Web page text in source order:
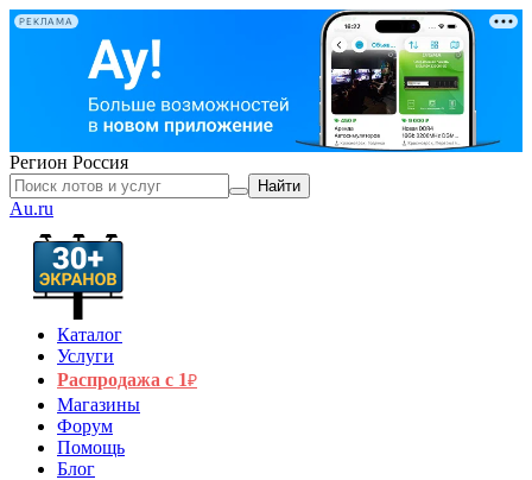
РЕКЛАМА
Регион Россия
Найти
Au.ru
Каталог
Услуги
Распродажа с 1₽
Магазины
Форум
Помощь
Блог